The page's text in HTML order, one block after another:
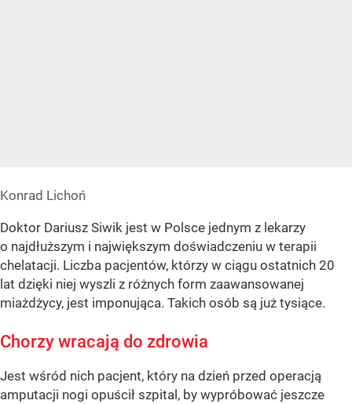
Konrad Lichoń
Doktor Dariusz Siwik jest w Polsce jednym z lekarzy
o najdłuższym i największym doświadczeniu w terapii
chelatacji. Liczba pacjentów, którzy w ciągu ostatnich 20
lat dzięki niej wyszli z różnych form zaawansowanej
miażdżycy, jest imponująca. Takich osób są już tysiące.
Chorzy wracają do zdrowia
Jest wśród nich pacjent, który na dzień przed operacją
amputacji nogi opuścił szpital, by wypróbować jeszcze